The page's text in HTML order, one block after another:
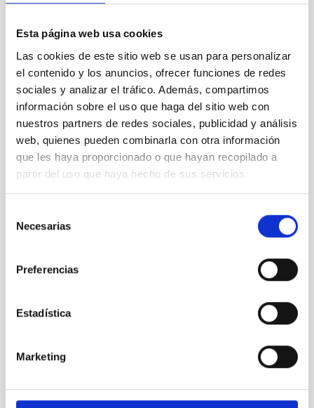
Esta página web usa cookies
Las cookies de este sitio web se usan para personalizar
el contenido y los anuncios, ofrecer funciones de redes
sociales y analizar el tráfico. Además, compartimos
información sobre el uso que haga del sitio web con
nuestros partners de redes sociales, publicidad y análisis
web, quienes pueden combinarla con otra información
que les haya proporcionado o que hayan recopilado a
partir del uso que haya hecho de sus servicios.
Necesarias
Preferencias
Estadística
Marketing
No podrán ser beneficiarios aquellas personas seleccionadas
que, habiéndose beneficiado de la misma ayuda en el pasado,
no hayan transcurrido 12 meses desde su última finalización de
contrato en el IAC. Asimismo, no podrán beneficiarse tampoco
aquellas personas cuyo lugar de residencia, en el momento de
su solicitud, esté en la isla en la que se encuentre la sede del
IAC de su nuevo puesto de trabajo (Tenerife o La Palma).
Solicitantes no pertenecientes a la UE: Los aspirantes no
cuenta que antes de suscribir el contrato con el IAC deben estar
en posesión de la documentación necesaria para residir y
de medios electrónicos a través del sistema de aplicación
https://iac.sede.gob.es/procedimiento/portada.html?
Alternativamente, puede seguir las
instrucciones que se detallan en el correspondiente anuncio